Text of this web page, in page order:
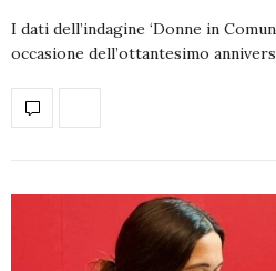
I dati dell’indagine ‘Donne in
occasione dell’ottantesimo